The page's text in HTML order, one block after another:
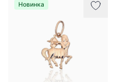
Новинка